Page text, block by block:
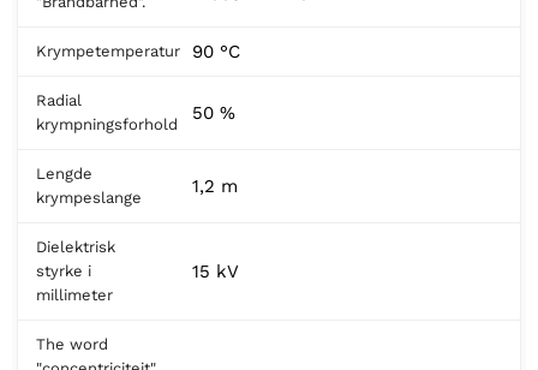
Krympetemperatur 90 °C
Radial
krympningsforhold
50 %
Lengde
krympeslange
1,2 m
Dielektrisk
styrke i
millimeter
15 kV
The word